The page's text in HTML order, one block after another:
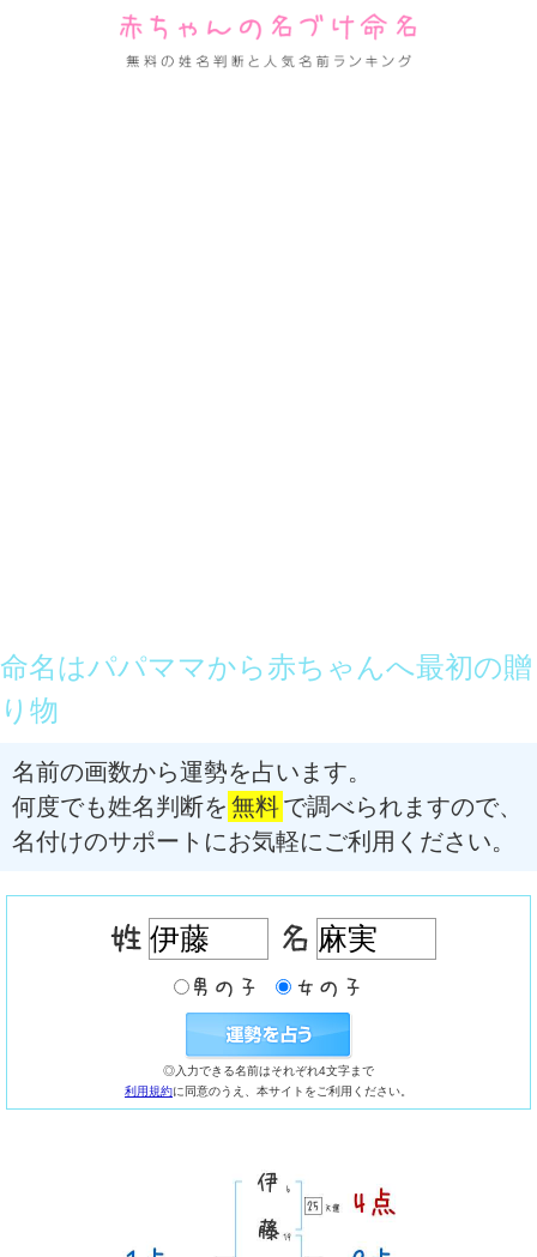
命名はパパママから赤ちゃんへ最初の贈
り物
名前の画数から運勢を占います。
何度でも姓名判断を 無料で調べられますので、
名付けのサポートにお気軽にご利用ください。
◎入力できる名前はそれぞれ4文字まで
利用規約に同意のうえ、本サイトをご利用ください。